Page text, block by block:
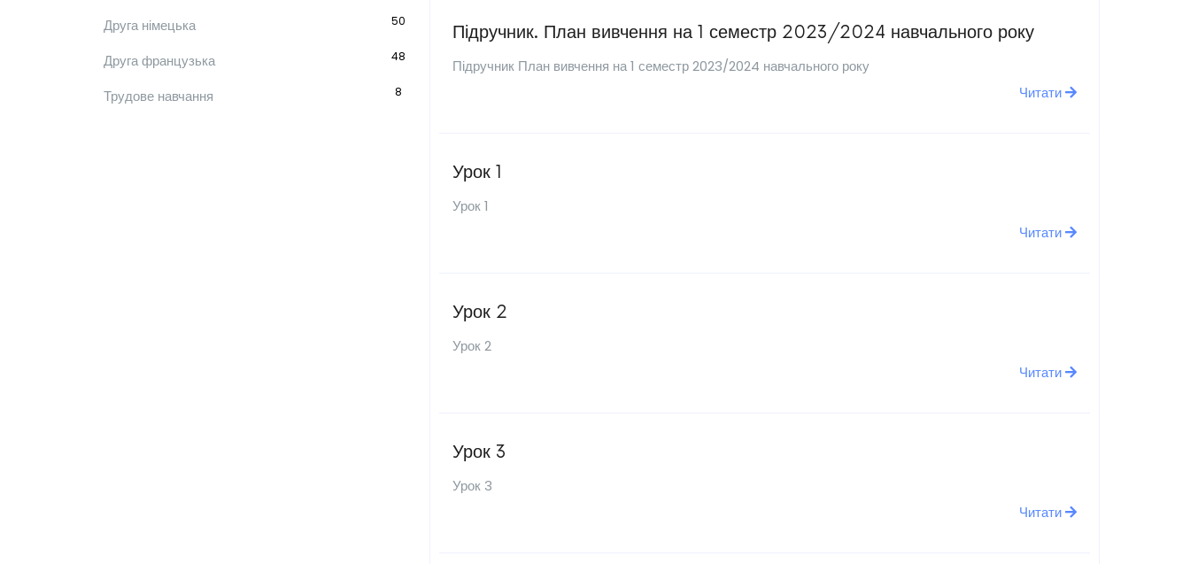
Друга німецька 50
Друга французька 48
Трудове навчання 8
Підручник. План вивчення на 1 семестр 2023/2024 навчального року
Підручник План вивчення на 1 семестр 2023/2024 навчального року
Читати
Урок 1
Урок 1
Читати
Урок 2
Урок 2
Читати
Урок 3
Урок 3
Читати